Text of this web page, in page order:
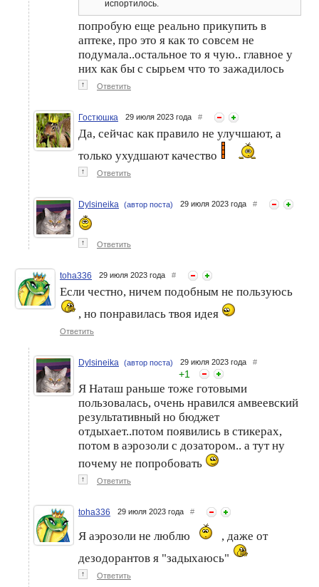
испортилось.
попробую еще реально прикупить в
аптеке, про это я как то совсем не
подумала..остальное то я чую.. главное у
них как бы с сырьем что то зажадилось
↑ Ответить
Гостюшка 29 июля 2023 года #
Да, сейчас как правило не улучшают, а
только ухудшают качество
↑ Ответить
Dylsineika (автор поста) 29 июля 2023 года #
↑ Ответить
toha336 29 июля 2023 года #
Если честно, ничем подобным не пользуюсь
, но понравилась твоя идея
Ответить
Dylsineika (автор поста) 29 июля 2023 года #
+1
Я Наташ раньше тоже готовыми
пользовалась, очень нравился амвеевский
результативный но бюджет
отдыхает..потом появились в стикерах,
потом в аэрозоли с дозатором.. а тут ну
почему не попробовать
↑ Ответить
toha336 29 июля 2023 года #
Я аэрозоли не люблю
, даже от
дезодорантов я "задыхаюсь"
↑ Ответить